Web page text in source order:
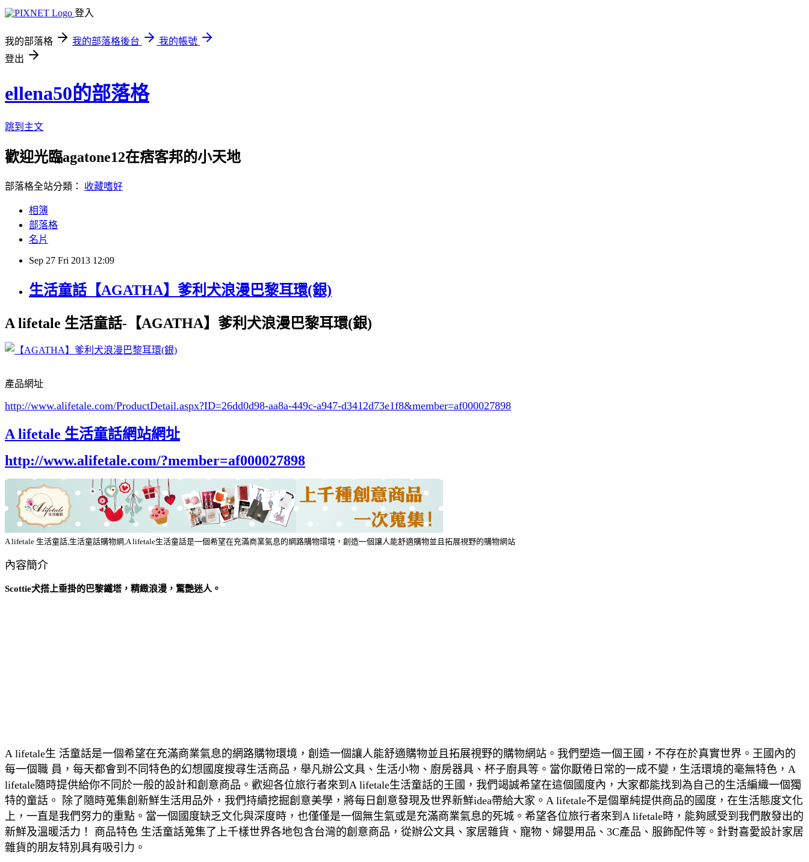
登入
我的部落格 我的部落格後台
我的帳號
登出
ellena50的部落格
跳到主文
歡迎光臨agatone12在痞客邦的小天地
部落格全站分類： 收藏嗜好
相簿
部落格
名片
Sep 27 Fri 2013 12:09
生活童話【AGATHA】爹利犬浪漫巴黎耳環(銀)
A lifetale 生活童話-【AGATHA】爹利犬浪漫巴黎耳環(銀)
產品網址
http://www.alifetale.com/ProductDetail.aspx?ID=26dd0d98-aa8a-449c-a947-d3412d73e1f8&member=af000027898
A lifetale 生活童話網站網址
http://www.alifetale.com/?member=af000027898
A lifetale 生活童話,生活童話購物網,A lifetale生活童話是一個希望在充滿商業氣息的網路購物環境，創造一個讓人能舒適購物並且拓展視野的購物網站
內容簡介
Scottie犬搭上垂掛的巴黎鐵塔，精緻浪漫，驚艷迷人。
A lifetale生 活童話是一個希望在充滿商業氣息的網路購物環境，創造一個讓人能舒適購物並且拓展視野的購物網站。我們塑造一個王國，不存在於真實世界。王國內的
每一個職 員，每天都會到不同特色的幻想國度搜尋生活商品，舉凡辦公文具、生活小物、廚房器具、杯子廚具等。當你厭倦日常的一成不變，生活環境的毫無特色，A
lifetale隨時提供給你不同於一般的設計和創意商品。歡迎各位旅行者來到A lifetale生活童話的王國，我們竭誠希望在這個國度內，大家都能找到為自己的生活編織一個獨
特的童話。 除了隨時蒐集創新鮮生活用品外，我們持續挖掘創意美學，將每日創意發現及世界新鮮idea帶給大家。A lifetale不是個單純提供商品的國度，在生活態度文化
上，一直是我們努力的重點。當一個國度缺乏文化與深度時，也僅僅是一個無生氣或是充滿商業氣息的死城。希望各位旅行者來到A lifetale時，能夠感受到我們散發出的
新鮮及溫暖活力！ 商品特色 生活童話蒐集了上千樣世界各地包含台灣的創意商品，從辦公文具、家居雜貨、寵物、婦嬰用品、3C產品、服飾配件等。針對喜愛設計家居
雜貨的朋友特別具有吸引力。